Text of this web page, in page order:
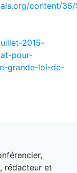
content/36/
2015-
pour-
grande-loi-de-
rédacteur et